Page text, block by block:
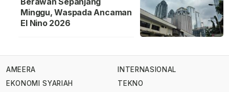
Minggu, Waspada Ancaman
El Nino 2026
AMEERA
EKONOMI SYARIAH
INTERNASIONAL
TEKNO